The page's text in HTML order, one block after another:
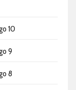
10
9
8